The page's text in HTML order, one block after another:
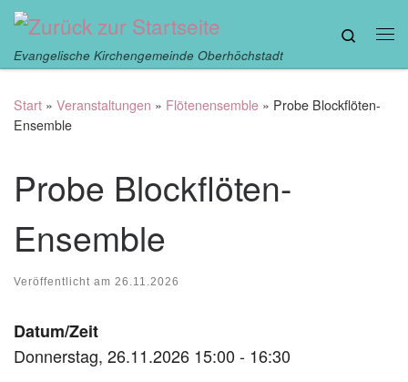
Zum Inhalt springen
Evangelische Kirchengemeinde Oberhöchstadt
Search
Start » Veranstaltungen » Flötenensemble » Probe Blockflöten-
Ensemble
Probe Blockflöten-
Ensemble
Veröffentlicht am 26.11.2026
Datum/Zeit
Donnerstag, 26.11.2026 15:00 - 16:30